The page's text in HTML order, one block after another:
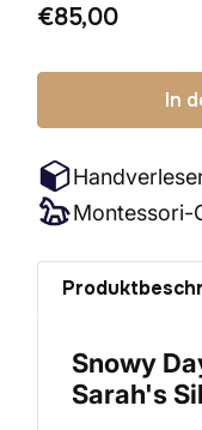
Normaler
€85,00
In
Montessori-
Snowy
Sarah's